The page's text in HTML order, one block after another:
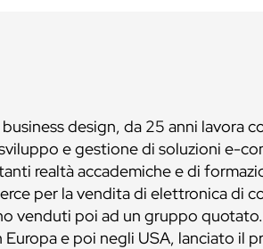
design, da 25 anni lavora
e gestione di soluzioni e-
realtà accademiche e di
per la vendita di elettronica di
venduti poi ad un gruppo
Europa e poi negli USA, lanciato il